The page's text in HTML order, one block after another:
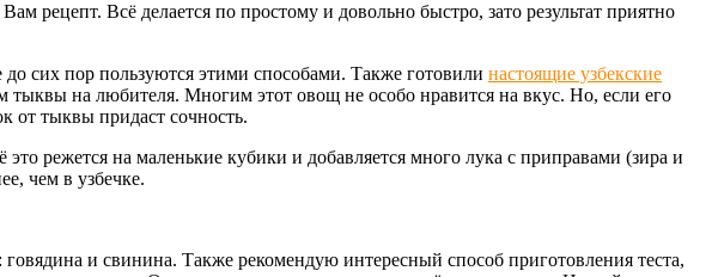
рецепт. Всё делается по простому и довольно быстро, зато результат приятно
до сих пор пользуются этими способами. Также готовили настоящие узбекские
тыквы на любителя. Многим этот овощ не особо нравится на вкус. Но, если его
от тыквы придаст сочность.
режется на маленькие кубики и добавляется много лука с приправами (зира и
чем в узбечке.
и свинина. Также рекомендую интересный способ приготовления теста,